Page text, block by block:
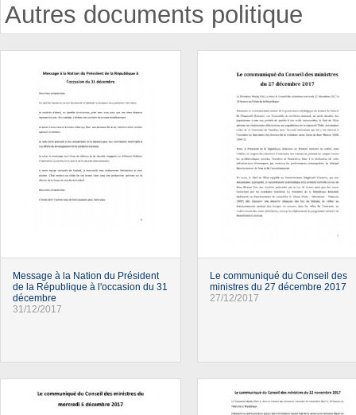
Autres documents politique
Message à la Nation du Président
de la République à l'occasion du 31
décembre
31/12/2017
Le communiqué du Conseil des
ministres du 27 décembre 2017
27/12/2017